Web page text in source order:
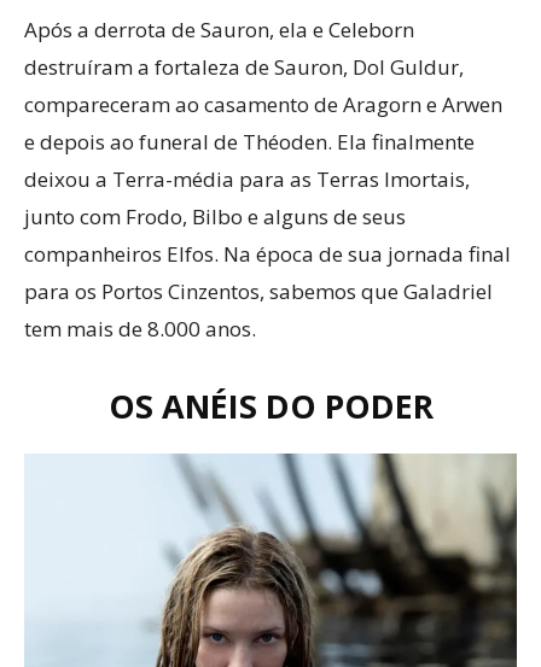
Após a derrota de Sauron, ela e Celeborn
destruíram a fortaleza de Sauron, Dol Guldur,
compareceram ao casamento de Aragorn e Arwen
e depois ao funeral de Théoden. Ela finalmente
deixou a Terra-média para as Terras Imortais,
junto com Frodo, Bilbo e alguns de seus
companheiros Elfos. Na época de sua jornada final
para os Portos Cinzentos, sabemos que Galadriel
tem mais de 8.000 anos.
OS ANÉIS DO PODER